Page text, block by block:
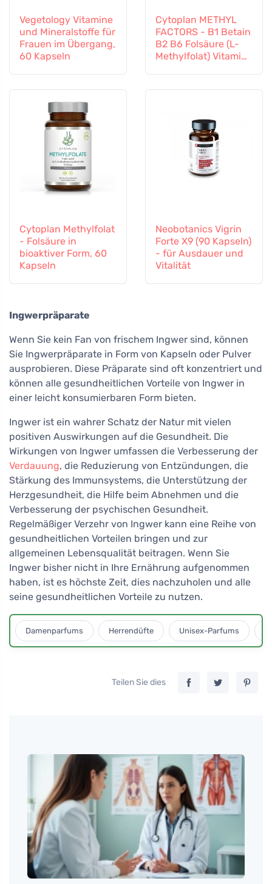
Vegetology Vitamine
und Mineralstoffe für
Frauen im Übergang,
60 Kapseln
Cytoplan METHYL
FACTORS - B1 Betain
B2 B6 Folsäure (L-
Methylfolat) Vitamin
Cytoplan Methylfolat
- Folsäure in
bioaktiver Form, 60
Kapseln
Neobotanics Vigrin
Forte X9 (90 Kapseln)
- für Ausdauer und
Vitalität
Ingwerpräparate
Wenn Sie kein Fan von frischem Ingwer sind, können
Sie Ingwerpräparate in Form von Kapseln oder Pulver
ausprobieren. Diese Präparate sind oft konzentriert und
können alle gesundheitlichen Vorteile von Ingwer in
einer leicht konsumierbaren Form bieten.
Ingwer ist ein wahrer Schatz der Natur mit vielen
positiven Auswirkungen auf die Gesundheit. Die
Wirkungen von Ingwer umfassen die Verbesserung der
Verdauung, die Reduzierung von Entzündungen, die
Stärkung des Immunsystems, die Unterstützung der
Herzgesundheit, die Hilfe beim Abnehmen und die
Verbesserung der psychischen Gesundheit.
Regelmäßiger Verzehr von Ingwer kann eine Reihe von
gesundheitlichen Vorteilen bringen und zur
allgemeinen Lebensqualität beitragen. Wenn Sie
Ingwer bisher nicht in Ihre Ernährung aufgenommen
haben, ist es höchste Zeit, dies nachzuholen und alle
seine gesundheitlichen Vorteile zu nutzen.
Damenparfums Herrendüfte Unisex-Parfums
Teilen Sie dies